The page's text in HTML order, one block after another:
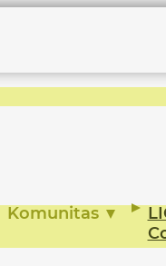
Komunitas